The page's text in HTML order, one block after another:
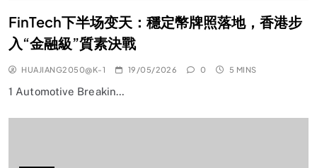
FinTech下半场变天：穩定幣牌照落地，香港步
入“金融級”質素決戰
HUAJIANG2050@K-1 19/05/2026 0 5 MINS
1 Automotive Breakin…